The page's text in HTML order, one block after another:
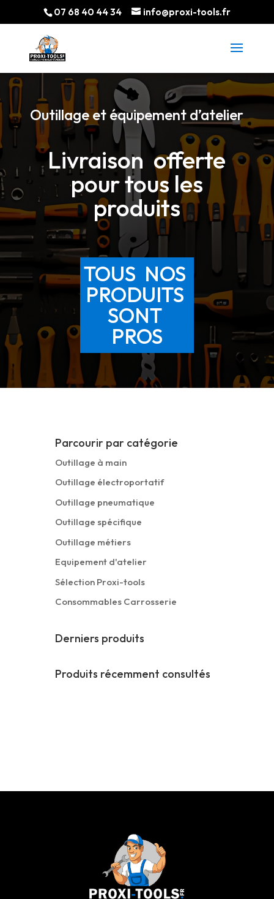
07 68 40 44 34 info@proxi-tools.fr
Outillage et équipement d’atelier
Livraison offerte
pour tous les
produits
TOUS NOS
PRODUITS
SONT
PROS
Parcourir par catégorie
Outillage à main
Outillage électroportatif
Outillage pneumatique
Outillage spécifique
Outillage métiers
Equipement d'atelier
Sélection Proxi-tools
Consommables Carrosserie
Derniers produits
Produits récemment consultés